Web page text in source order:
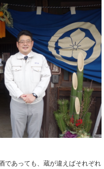
であっても、蔵が違えばそれぞれ